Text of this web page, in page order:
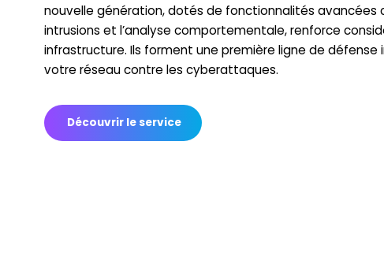
nouvelle génération, dotés de fonctionnalités
intrusions et l’analyse comportementale, renforce
infrastructure. Ils forment une première ligne de
votre réseau contre les cyberattaques.
Découvrir le service